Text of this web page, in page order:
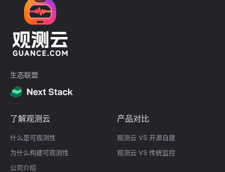
生态联盟
了解观测云
什么是可观测性
为什么构建可观测性
公司介绍
产品对比
观测云 VS 开源自建
观测云 VS 传统监控